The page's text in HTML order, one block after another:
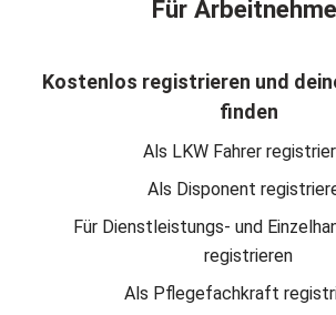
Für
Kostenlos registrieren und
finden
Als LKW Fahrer
Als Disponent
Für Dienstleistungs- und
registrieren
Als Pflegefachkraft